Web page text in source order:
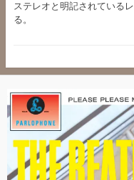
ステレオと明記されている
る。